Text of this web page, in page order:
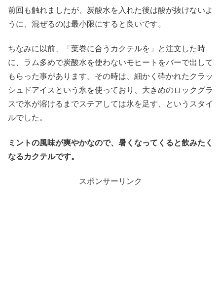
前回も触れましたが、炭酸水を入れた後は酸が抜けないよ
うに、混ぜるのは最小限にすると良いです。
ちなみに以前、「葉巻に合うカクテルを」と注文した時
に、ラム多めで炭酸水を使わないモヒートをバーで出して
もらった事があります。その時は、細かく砕かれたクラッ
シュドアイスという氷を使っており、大きめのロックグラ
スで氷が溶けるまでステアしては氷を足す、というスタイ
ルでした。
ミントの風味が爽やかなので、暑くなってくると飲みたく
なるカクテルです。
スポンサーリンク